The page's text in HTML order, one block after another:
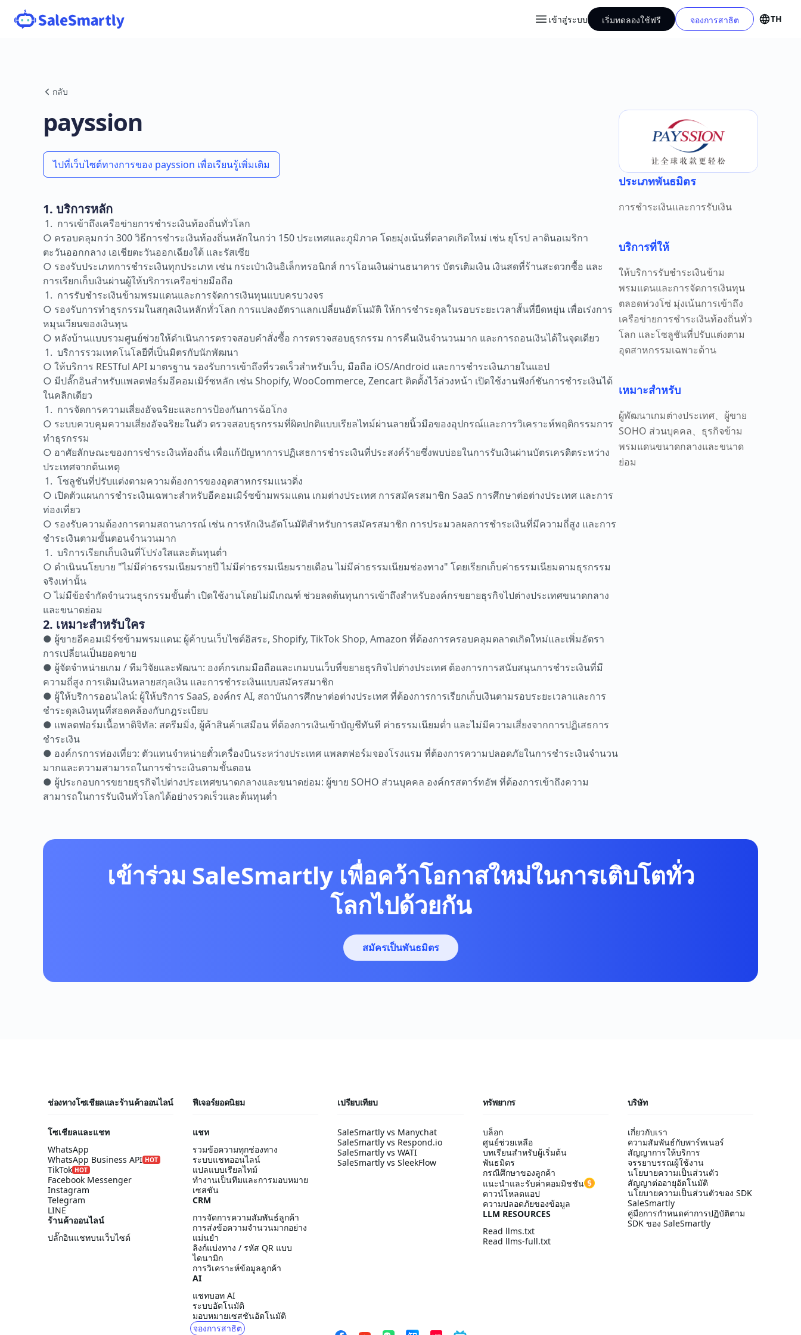
เข้าสู่ระบบ เริ่มทดลองใช้ฟรี จองการสาธิต TH
กลับ
payssion
ไปที่เว็บไซต์ทางการของ payssion เพื่อเรียนรู้เพิ่มเติม
1. บริการหลัก
การเข้าถึงเครือข่ายการชำระเงินท้องถิ่นทั่วโลก
○ ครอบคลุมกว่า 300 วิธีการชำระเงินท้องถิ่นหลักในกว่า 150 ประเทศและภูมิภาค โดยมุ่งเน้นที่ตลาดเกิดใหม่ เช่น ยุโรป ลาตินอเมริกา
ตะวันออกกลาง เอเชียตะวันออกเฉียงใต้ และรัสเซีย
○ รองรับประเภทการชำระเงินทุกประเภท เช่น กระเป๋าเงินอิเล็กทรอนิกส์ การโอนเงินผ่านธนาคาร บัตรเติมเงิน เงินสดที่ร้านสะดวกซื้อ และ
การเรียกเก็บเงินผ่านผู้ให้บริการเครือข่ายมือถือ
การรับชำระเงินข้ามพรมแดนและการจัดการเงินทุนแบบครบวงจร
○ รองรับการทำธุรกรรมในสกุลเงินหลักทั่วโลก การแปลงอัตราแลกเปลี่ยนอัตโนมัติ ให้การชำระดุลในรอบระยะเวลาสั้นที่ยืดหยุ่น เพื่อเร่งการ
หมุนเวียนของเงินทุน
○ หลังบ้านแบบรวมศูนย์ช่วยให้ดำเนินการตรวจสอบคำสั่งซื้อ การตรวจสอบธุรกรรม การคืนเงินจำนวนมาก และการถอนเงินได้ในจุดเดียว
บริการรวมเทคโนโลยีที่เป็นมิตรกับนักพัฒนา
○ ให้บริการ RESTful API มาตรฐาน รองรับการเข้าถึงที่รวดเร็วสำหรับเว็บ, มือถือ iOS/Android และการชำระเงินภายในแอป
○ มีปลั๊กอินสำหรับแพลตฟอร์มอีคอมเมิร์ซหลัก เช่น Shopify, WooCommerce, Zencart ติดตั้งไว้ล่วงหน้า เปิดใช้งานฟังก์ชันการชำระเงินได้
ในคลิกเดียว
การจัดการความเสี่ยงอัจฉริยะและการป้องกันการฉ้อโกง
○ ระบบควบคุมความเสี่ยงอัจฉริยะในตัว ตรวจสอบธุรกรรมที่ผิดปกติแบบเรียลไทม์ผ่านลายนิ้วมือของอุปกรณ์และการวิเคราะห์พฤติกรรมการ
ทำธุรกรรม
○ อาศัยลักษณะของการชำระเงินท้องถิ่น เพื่อแก้ปัญหาการปฏิเสธการชำระเงินที่ประสงค์ร้ายซึ่งพบบ่อยในการรับเงินผ่านบัตรเครดิตระหว่าง
ประเทศจากต้นเหตุ
โซลูชันที่ปรับแต่งตามความต้องการของอุตสาหกรรมแนวดิ่ง
○ เปิดตัวแผนการชำระเงินเฉพาะสำหรับอีคอมเมิร์ซข้ามพรมแดน เกมต่างประเทศ การสมัครสมาชิก SaaS การศึกษาต่อต่างประเทศ และการ
ท่องเที่ยว
○ รองรับความต้องการตามสถานการณ์ เช่น การหักเงินอัตโนมัติสำหรับการสมัครสมาชิก การประมวลผลการชำระเงินที่มีความถี่สูง และการ
ชำระเงินตามขั้นตอนจำนวนมาก
บริการเรียกเก็บเงินที่โปร่งใสและต้นทุนต่ำ
○ ดำเนินนโยบาย "ไม่มีค่าธรรมเนียมรายปี ไม่มีค่าธรรมเนียมรายเดือน ไม่มีค่าธรรมเนียมช่องทาง" โดยเรียกเก็บค่าธรรมเนียมตามธุรกรรม
จริงเท่านั้น
○ ไม่มีข้อจำกัดจำนวนธุรกรรมขั้นต่ำ เปิดใช้งานโดยไม่มีเกณฑ์ ช่วยลดต้นทุนการเข้าถึงสำหรับองค์กรขยายธุรกิจไปต่างประเทศขนาดกลาง
และขนาดย่อม
2. เหมาะสำหรับใคร
● ผู้ขายอีคอมเมิร์ซข้ามพรมแดน: ผู้ค้าบนเว็บไซต์อิสระ, Shopify, TikTok Shop, Amazon ที่ต้องการครอบคลุมตลาดเกิดใหม่และเพิ่มอัตรา
การเปลี่ยนเป็นยอดขาย
● ผู้จัดจำหน่ายเกม / ทีมวิจัยและพัฒนา: องค์กรเกมมือถือและเกมบนเว็บที่ขยายธุรกิจไปต่างประเทศ ต้องการการสนับสนุนการชำระเงินที่มี
ความถี่สูง การเติมเงินหลายสกุลเงิน และการชำระเงินแบบสมัครสมาชิก
● ผู้ให้บริการออนไลน์: ผู้ให้บริการ SaaS, องค์กร AI, สถาบันการศึกษาต่อต่างประเทศ ที่ต้องการการเรียกเก็บเงินตามรอบระยะเวลาและการ
ชำระดุลเงินทุนที่สอดคล้องกับกฎระเบียบ
● แพลตฟอร์มเนื้อหาดิจิทัล: สตรีมมิ่ง, ผู้ค้าสินค้าเสมือน ที่ต้องการเงินเข้าบัญชีทันที ค่าธรรมเนียมต่ำ และไม่มีความเสี่ยงจากการปฏิเสธการ
ชำระเงิน
● องค์กรการท่องเที่ยว: ตัวแทนจำหน่ายตั๋วเครื่องบินระหว่างประเทศ แพลตฟอร์มจองโรงแรม ที่ต้องการความปลอดภัยในการชำระเงินจำนวน
มากและความสามารถในการชำระเงินตามขั้นตอน
● ผู้ประกอบการขยายธุรกิจไปต่างประเทศขนาดกลางและขนาดย่อม: ผู้ขาย SOHO ส่วนบุคคล องค์กรสตาร์ทอัพ ที่ต้องการเข้าถึงความ
สามารถในการรับเงินทั่วโลกได้อย่างรวดเร็วและต้นทุนต่ำ
ประเภทพันธมิตร
การชำระเงินและการรับเงิน
บริการที่ให้
ให้บริการรับชำระเงินข้าม
พรมแดนและการจัดการเงินทุน
ตลอดห่วงโซ่ มุ่งเน้นการเข้าถึง
เครือข่ายการชำระเงินท้องถิ่นทั่ว
โลก และโซลูชันที่ปรับแต่งตาม
อุตสาหกรรมเฉพาะด้าน
เหมาะสำหรับ
ผู้พัฒนาเกมต่างประเทศ、ผู้ขาย
SOHO ส่วนบุคคล、ธุรกิจข้าม
พรมแดนขนาดกลางและขนาด
ย่อม
เข้าร่วม SaleSmartly เพื่อคว้าโอกาสใหม่ในการเติบโตทั่ว
โลกไปด้วยกัน
สมัครเป็นพันธมิตร
ช่องทางโซเชียลและร้านค้าออนไลน์
โซเชียลและแชท
WhatsApp
WhatsApp Business API HOT
TikTok HOT
Facebook Messenger
Instagram
Telegram
LINE
ร้านค้าออนไลน์
ปลั๊กอินแชทบนเว็บไซต์
ฟีเจอร์ยอดนิยม
แชท
รวมข้อความทุกช่องทาง
ระบบแชทออนไลน์
แปลแบบเรียลไทม์
ทำงานเป็นทีมและการมอบหมาย
เซสชัน
CRM
การจัดการความสัมพันธ์ลูกค้า
การส่งข้อความจำนวนมากอย่าง
แม่นยำ
ลิงก์แบ่งทาง / รหัส QR แบบ
ไดนามิก
การวิเคราะห์ข้อมูลลูกค้า
AI
แชทบอท AI
ระบบอัตโนมัติ
มอบหมายเซสชันอัตโนมัติ
จองการสาธิต
เปรียบเทียบ
SaleSmartly vs Manychat
SaleSmartly vs Respond.io
SaleSmartly vs WATI
SaleSmartly vs SleekFlow
ทรัพยากร
บล็อก
ศูนย์ช่วยเหลือ
บทเรียนสำหรับผู้เริ่มต้น
พันธมิตร
กรณีศึกษาของลูกค้า
แนะนำและรับค่าคอมมิชชัน
ดาวน์โหลดแอป
ความปลอดภัยของข้อมูล
LLM RESOURCES
Read llms.txt
Read llms-full.txt
บริษัท
เกี่ยวกับเรา
ความสัมพันธ์กับพาร์ทเนอร์
สัญญาการให้บริการ
จรรยาบรรณผู้ใช้งาน
นโยบายความเป็นส่วนตัว
สัญญาต่ออายุอัตโนมัติ
นโยบายความเป็นส่วนตัวของ SDK
SaleSmartly
คู่มือการกำหนดค่าการปฏิบัติตาม
SDK ของ SaleSmartly